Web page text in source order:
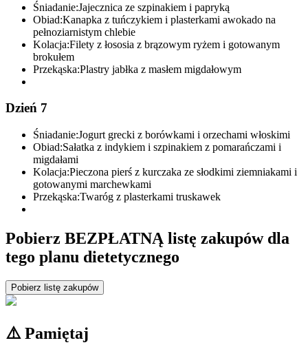
Śniadanie:Jajecznica ze szpinakiem i papryką
Obiad:Kanapka z tuńczykiem i plasterkami awokado na
pełnoziarnistym chlebie
Kolacja:Filety z łososia z brązowym ryżem i gotowanym
brokułem
Przekąska:Plastry jabłka z masłem migdałowym
Dzień 7
Śniadanie:Jogurt grecki z borówkami i orzechami włoskimi
Obiad:Sałatka z indykiem i szpinakiem z pomarańczami i
migdałami
Kolacja:Pieczona pierś z kurczaka ze słodkimi ziemniakami i
gotowanymi marchewkami
Przekąska:Twaróg z plasterkami truskawek
Pobierz BEZPŁATNĄ listę zakupów dla
tego planu dietetycznego
Pobierz listę zakupów
⚠️ Pamiętaj